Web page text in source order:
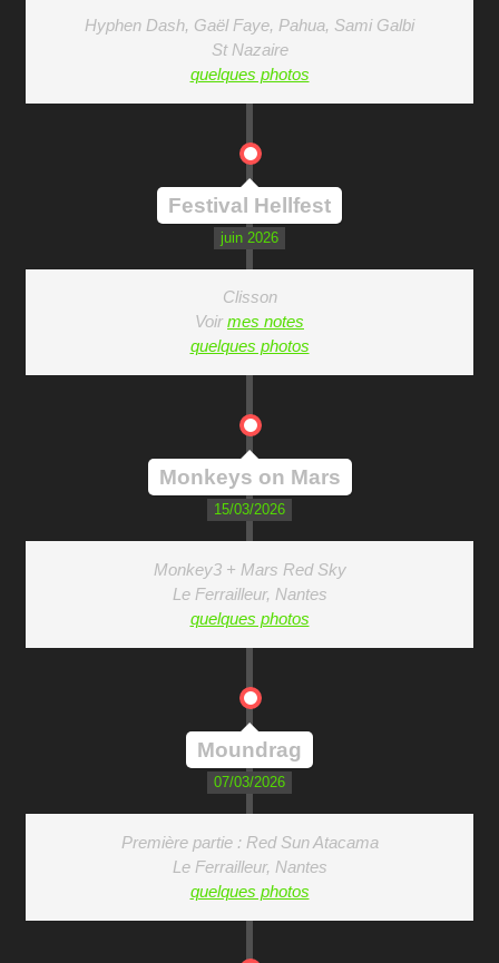
Hyphen Dash, Gaël Faye, Pahua, Sami Galbi
St Nazaire
quelques photos
Festival Hellfest
juin 2026
Clisson
Voir mes notes
quelques photos
Monkeys on Mars
15/03/2026
Monkey3 + Mars Red Sky
Le Ferrailleur, Nantes
quelques photos
Moundrag
07/03/2026
Première partie : Red Sun Atacama
Le Ferrailleur, Nantes
quelques photos